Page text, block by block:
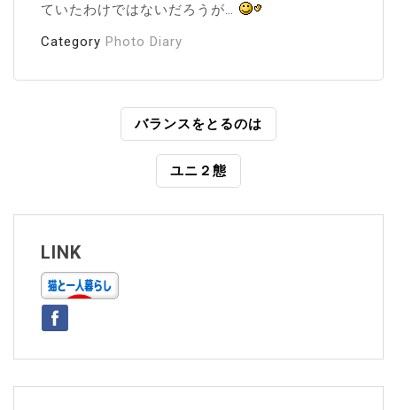
ていたわけではないだろうが…
Category Photo Diary
ビ
ゲ
ー
シ
ョ
ン
バランスをとるのは
ユニ２態
LINK